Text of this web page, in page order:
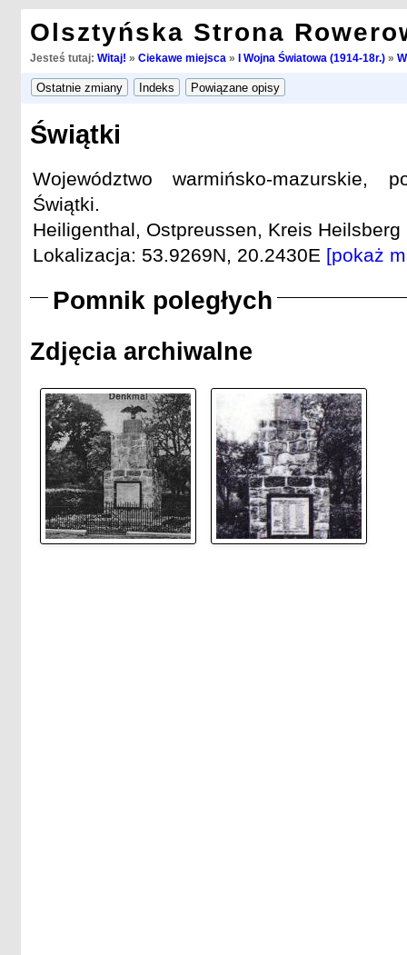
Olsztyńska Strona
Jesteś tutaj: Witaj! » Ciekawe miejsca » I Wojna Światowa (1914-18r.)»
Świątki
Województwo warmińsko-mazurskie,
Świątki.
Heiligenthal, Ostpreussen, Kreis Heilsberg
Lokalizacja: 53.9269N, 20.2430E [pokaż
Pomnik poległych
Zdjęcia archiwalne